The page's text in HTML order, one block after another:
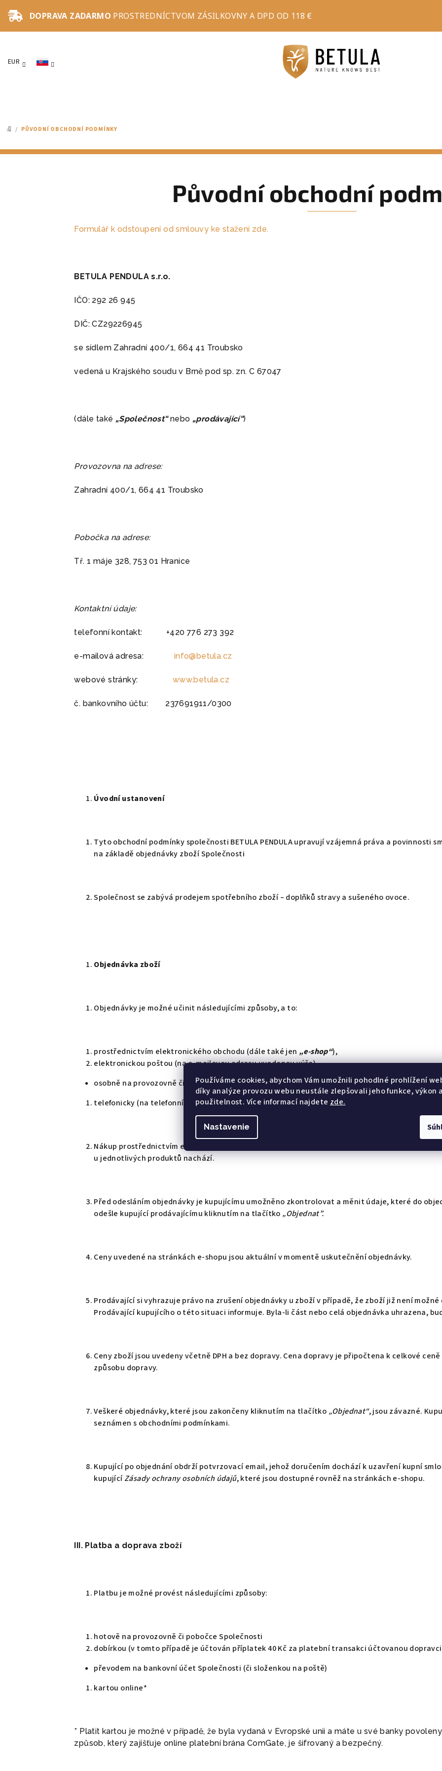
Používáme cookies, abychom Vám umožnili pohodlné prohlížení
díky analýze provozu webu neustále zlepšovali jeho funkce, výkon a
použitelnost. Více informací najdete zde.
Nastavenie
na
obsah
DOPRAVA ZADARMO PROSTREDNÍCTVOM ZÁSILKOVNY A DPD OD 118 €
EUR
DOMOV
/ PŮVODNÍ OBCHODNÍ PODMÍNKY
Původní obchodní
Formulář k odstoupení od smlouvy ke stažení zde.
BETULA PENDULA s.r.o.
IČO: 292 26 945
DIČ: CZ29226945
se sídlem Zahradní 400/1, 664 41 Troubsko
vedená u Krajského soudu v Brně pod sp. zn. C 67047
(dále také „Společnost“nebo „prodávající“)
Provozovna na adrese:
Zahradní 400/1, 664 41 Troubsko
Pobočka na adrese:
Tř. 1 máje 328, 753 01 Hranice
Kontaktní údaje:
telefonní kontakt: +420 776 273 392
e-mailová adresa: info@betula.cz
webové stránky: www.betula.cz
č. bankovního účtu: 237691911/0300
Úvodní ustanovení
Tyto obchodní podmínky společnosti BETULA PENDULA upravují vzájemná práva a povinnosti
na základě objednávky zboží Společnosti
Společnost se zabývá prodejem spotřebního zboží – doplňků stravy a sušeného ovoce.
Objednávka zboží
Objednávky je možné učinit následujícími způsoby, a to:
prostřednictvím elektronického obchodu (dále také jen „e-shop“),
elektronickou poštou (na e-mailovou adresu uvedenou výše),
osobně na provozovně či pobočce Společnosti,
telefonicky (na telefonním čísle uvedeném výše).
Nákup prostřednictvím e-shopu probíhá tak, že kupující vybraný produkt či produkty vloží do
u jednotlivých produktů nachází.
Před odesláním objednávky je kupujícímu umožněno zkontrolovat a měnit údaje, které do
odešle kupující prodávajícímu kliknutím na tlačítko „Objednat”.
Ceny uvedené na stránkách e-shopu jsou aktuální v momentě uskutečnění objednávky.
Prodávající si vyhrazuje právo na zrušení objednávky u zboží v případě, že zboží již není
Prodávající kupujícího o této situaci informuje. Byla-li část nebo celá objednávka uhrazena,
Ceny zboží jsou uvedeny včetně DPH a bez dopravy. Cena dopravy je připočtena k celkové
způsobu dopravy.
Veškeré objednávky, které jsou zakončeny kliknutím na tlačítko „Objednat“, jsou závazné.
seznámen s obchodními podmínkami.
Kupující po objednání obdrží potvrzovací email, jehož doručením dochází k uzavření kupní
kupujícíZásady ochrany osobních údajů, které jsou dostupné rovněž na stránkách e-shopu.
III. Platba a doprava zboží
Platbu je možné provést následujícími způsoby:
hotově na provozovně či pobočce Společnosti
dobírkou (v tomto případě je účtován příplatek 40 Kč za platební transakci účtovanou
převodem na bankovní účet Společnosti (či složenkou na poště)
kartou online*
* Platit kartou je možné v případě, že byla vydaná v Evropské unii a máte u své banky
způsob, který zajišťuje online platební brána ComGate, je šifrovaný a bezpečný.